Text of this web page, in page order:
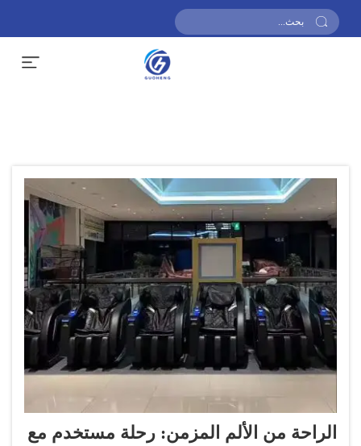
الراحة من الألم المزمن: رحلة مستخدم مع